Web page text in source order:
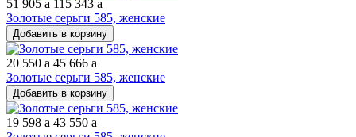
51 905 a 115 343 a
Золотые серьги 585, женские
Добавить в корзину
20 550 a 45 666 a
Золотые серьги 585, женские
Добавить в корзину
19 598 a 43 550 a